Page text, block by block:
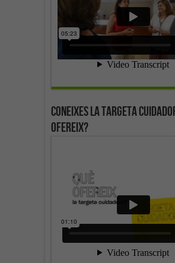
Coneixes la targeta
ofereix?